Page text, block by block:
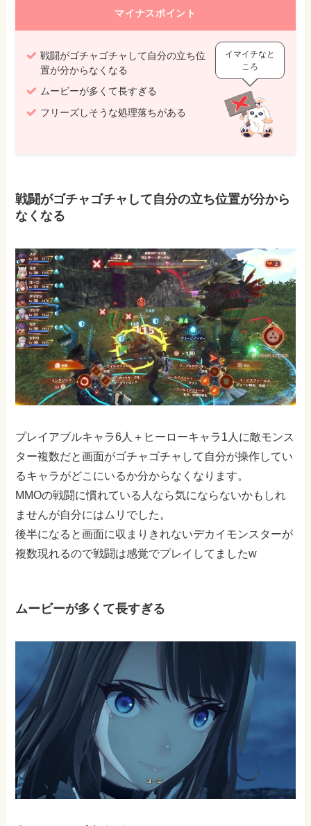
マイナスポイント
戦闘がゴチャゴチャして自分の立ち位
置が分からなくなる
ムービーが多くて長すぎる
フリーズしそうな処理落ちがある
イマイチなと
ころ
戦闘がゴチャゴチャして自分の立ち位置が分から
なくなる
プレイアブルキャラ6人＋ヒーローキャラ1人に敵モンス
ター複数だと画面がゴチャゴチャして自分が操作してい
るキャラがどこにいるか分からなくなります。
MMOの戦闘に慣れている人なら気にならないかもしれ
ませんが自分にはムリでした。
後半になると画面に収まりきれないデカイモンスターが
複数現れるので戦闘は感覚でプレイしてましたw
ムービーが多くて長すぎる